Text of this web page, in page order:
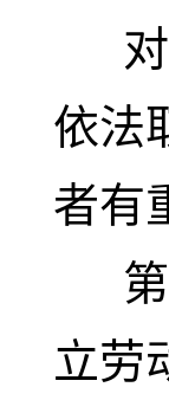
对
依法
者有
立劳